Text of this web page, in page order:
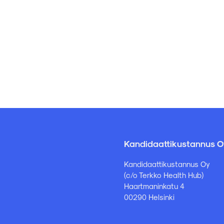
Kandidaattikustannus
Kandidaattikustannus Oy
(c/o Terkko Health Hub)
Haartmaninkatu 4
00290 Helsinki